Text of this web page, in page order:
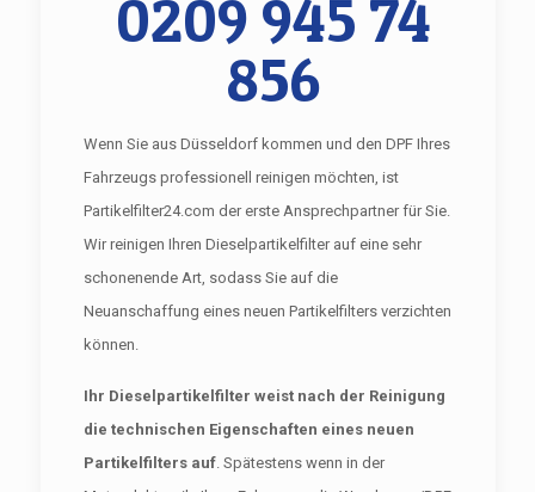
0209 945 74
856
Wenn Sie aus Düsseldorf kommen und den DPF Ihres
Fahrzeugs professionell reinigen möchten, ist
Partikelfilter24.com der erste Ansprechpartner für Sie.
Wir reinigen Ihren Dieselpartikelfilter auf eine sehr
schonenende Art, sodass Sie auf die
Neuanschaffung eines neuen Partikelfilters verzichten
können.
Ihr Dieselpartikelfilter weist nach der Reinigung
die technischen Eigenschaften eines neuen
Partikelfilters auf. Spätestens wenn in der